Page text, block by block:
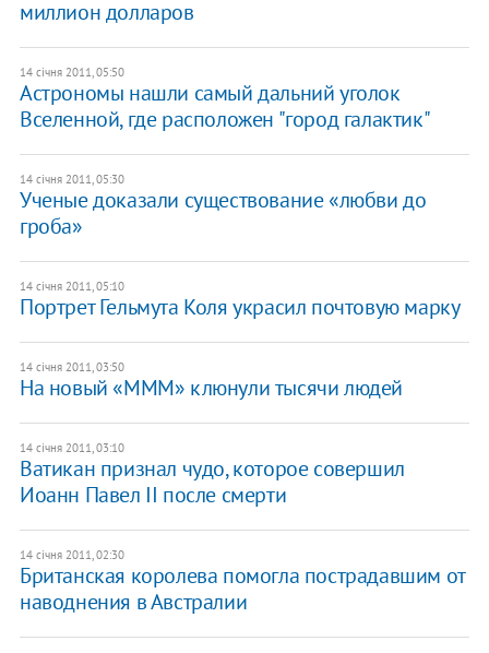
миллион долларов
14 січня 2011, 05:50
Астрономы нашли самый дальний уголок
Вселенной, где расположен "город галактик"
14 січня 2011, 05:30
Ученые доказали существование «любви до
гроба»
14 січня 2011, 05:10
Портрет Гельмута Коля украсил почтовую марку
14 січня 2011, 03:50
На новый «МММ» клюнули тысячи людей
14 січня 2011, 03:10
Ватикан признал чудо, которое совершил
Иоанн Павел II после смерти
14 січня 2011, 02:30
Британская королева помогла пострадавшим от
наводнения в Австралии